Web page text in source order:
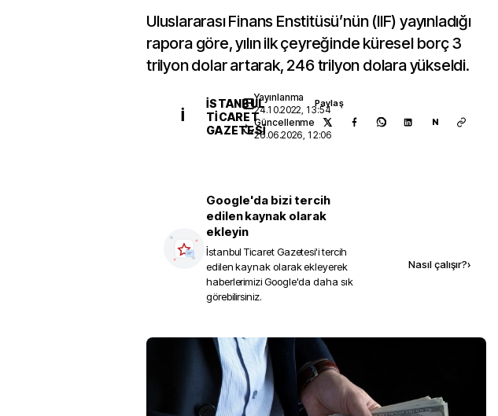
Uluslararası Finans Enstitüsü’nün (IIF) yayınladığı
rapora göre, yılın ilk çeyreğinde küresel borç 3
trilyon dolar artarak, 246 trilyon dolara yükseldi.
İ
İSTANBUL
TICARET
GAZETESI
Yayınlanma
24.10.2022, 13:54
Güncellenme
26.06.2026, 12:06
Paylaş
N
Google'da bizi tercih
edilen kaynak olarak
ekleyin
İstanbul Ticaret Gazetesi'i tercih
edilen kaynak olarak ekleyerek
haberlerimizi Google'da daha sık
görebilirsiniz.
Nasıl çalışır?›